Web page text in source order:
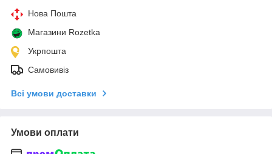
Нова Пошта
Магазини Rozetka
Укрпошта
Самовивіз
Всі умови доставки
Умови оплати